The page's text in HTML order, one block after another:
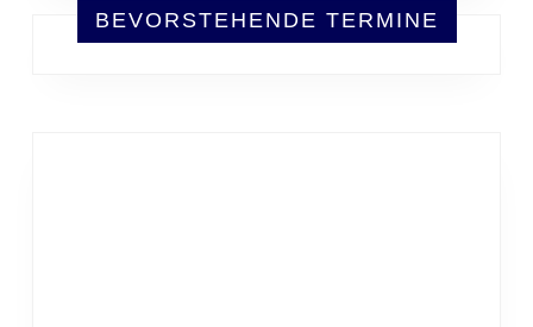
BEVORSTEHENDE TERMINE